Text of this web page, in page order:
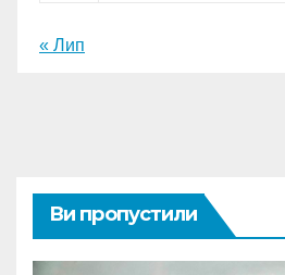
« Лип
Ви пропустили